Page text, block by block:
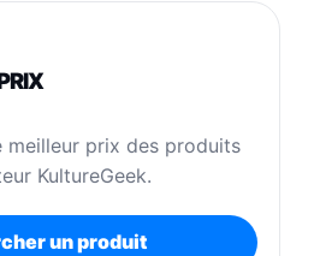
meilleur prix des produits
KultureGeek.
un produit